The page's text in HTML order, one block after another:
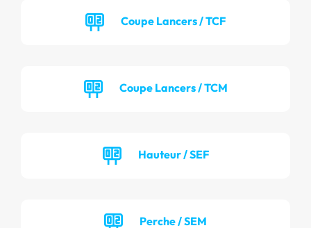
Coupe Lancers / TCF
Coupe Lancers / TCM
Hauteur / SEF
Perche / SEM